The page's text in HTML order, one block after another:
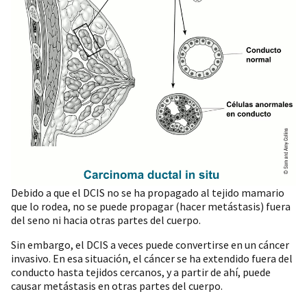
Debido a que el DCIS no se ha propagado al tejido mamario
que lo rodea, no se puede propagar (hacer metástasis) fuera
del seno ni hacia otras partes del cuerpo.
Sin embargo, el DCIS a veces puede convertirse en un cáncer
invasivo. En esa situación, el cáncer se ha extendido fuera del
conducto hasta tejidos cercanos, y a partir de ahí, puede
causar metástasis en otras partes del cuerpo.